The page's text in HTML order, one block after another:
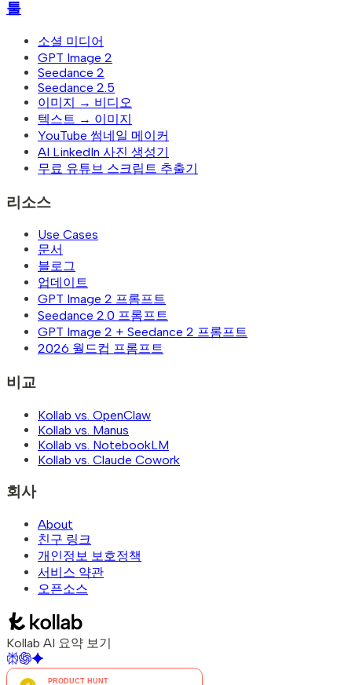
툴
소셜 미디어
GPT Image 2
Seedance 2
Seedance 2.5
이미지 → 비디오
텍스트 → 이미지
YouTube 썸네일 메이커
AI LinkedIn 사진 생성기
무료 유튜브 스크립트 추출기
리소스
Use Cases
문서
블로그
업데이트
GPT Image 2 프롬프트
Seedance 2.0 프롬프트
GPT Image 2 + Seedance 2 프롬프트
2026 월드컵 프롬프트
비교
Kollab vs. OpenClaw
Kollab vs. Manus
Kollab vs. NotebookLM
Kollab vs. Claude Cowork
회사
About
친구 링크
개인정보 보호정책
서비스 약관
오픈소스
Kollab AI 요약 보기